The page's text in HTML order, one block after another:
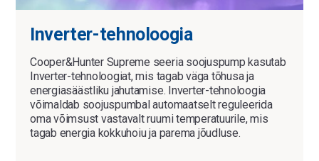
Inverter-tehnoloogia
Cooper&Hunter Supreme seeria soojuspump kasutab
Inverter-tehnoloogiat, mis tagab väga tõhusa ja
energiasäästliku jahutamise. Inverter-tehnoloogia
võimaldab soojuspumbal automaatselt reguleerida
oma võimsust vastavalt ruumi temperatuurile, mis
tagab energia kokkuhoiu ja parema jõudluse.